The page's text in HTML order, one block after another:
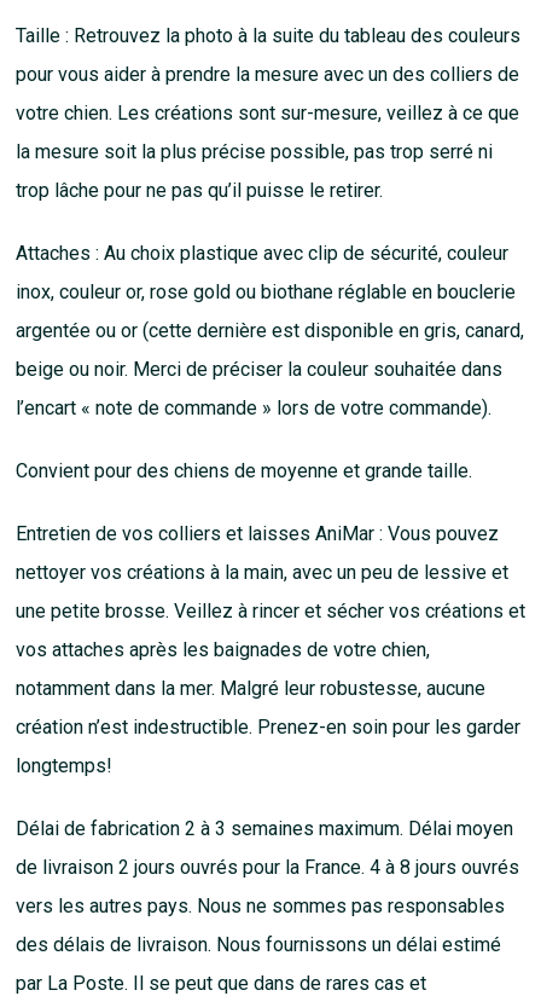
Taille : Retrouvez la photo à la suite du tableau des couleurs
pour vous aider à prendre la mesure avec un des colliers de
votre chien. Les créations sont sur-mesure, veillez à ce que
la mesure soit la plus précise possible, pas trop serré ni
trop lâche pour ne pas qu’il puisse le retirer.
Attaches : Au choix plastique avec clip de sécurité, couleur
inox, couleur or, rose gold ou biothane réglable en bouclerie
argentée ou or (cette dernière est disponible en gris, canard,
beige ou noir. Merci de préciser la couleur souhaitée dans
l’encart « note de commande » lors de votre commande).
Convient pour des chiens de moyenne et grande taille.
Entretien de vos colliers et laisses AniMar : Vous pouvez
nettoyer vos créations à la main, avec un peu de lessive et
une petite brosse. Veillez à rincer et sécher vos créations et
vos attaches après les baignades de votre chien,
notamment dans la mer. Malgré leur robustesse, aucune
création n’est indestructible. Prenez-en soin pour les garder
longtemps!
Délai de fabrication 2 à 3 semaines maximum. Délai moyen
de livraison 2 jours ouvrés pour la France. 4 à 8 jours ouvrés
vers les autres pays. Nous ne sommes pas responsables
des délais de livraison. Nous fournissons un délai estimé
par La Poste. Il se peut que dans de rares cas et